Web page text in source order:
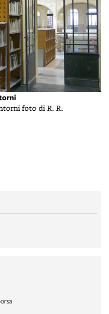
foto di R. R.